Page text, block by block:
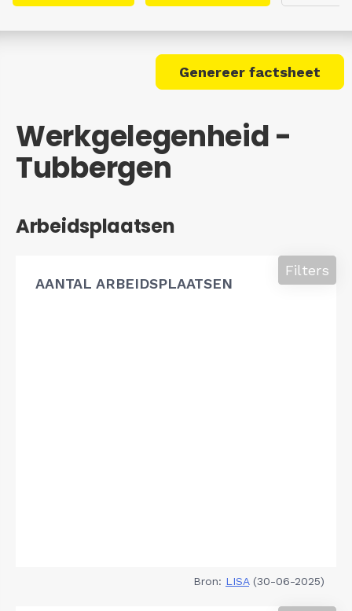
Genereer factsheet
Werkgelegenheid -
Tubbergen
Arbeidsplaatsen
AANTAL ARBEIDSPLAATSEN
Filters
Bron: LISA(30-06-2025)